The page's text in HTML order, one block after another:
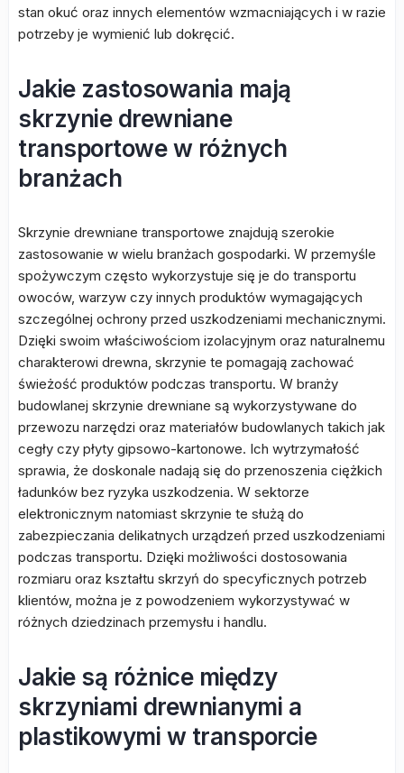
stan okuć oraz innych elementów wzmacniających i w razie
potrzeby je wymienić lub dokręcić.
Jakie zastosowania mają
skrzynie drewniane
transportowe w różnych
branżach
Skrzynie drewniane transportowe znajdują szerokie
zastosowanie w wielu branżach gospodarki. W przemyśle
spożywczym często wykorzystuje się je do transportu
owoców, warzyw czy innych produktów wymagających
szczególnej ochrony przed uszkodzeniami mechanicznymi.
Dzięki swoim właściwościom izolacyjnym oraz naturalnemu
charakterowi drewna, skrzynie te pomagają zachować
świeżość produktów podczas transportu. W branży
budowlanej skrzynie drewniane są wykorzystywane do
przewozu narzędzi oraz materiałów budowlanych takich jak
cegły czy płyty gipsowo-kartonowe. Ich wytrzymałość
sprawia, że doskonale nadają się do przenoszenia ciężkich
ładunków bez ryzyka uszkodzenia. W sektorze
elektronicznym natomiast skrzynie te służą do
zabezpieczania delikatnych urządzeń przed uszkodzeniami
podczas transportu. Dzięki możliwości dostosowania
rozmiaru oraz kształtu skrzyń do specyficznych potrzeb
klientów, można je z powodzeniem wykorzystywać w
różnych dziedzinach przemysłu i handlu.
Jakie są różnice między
skrzyniami drewnianymi a
plastikowymi w transporcie